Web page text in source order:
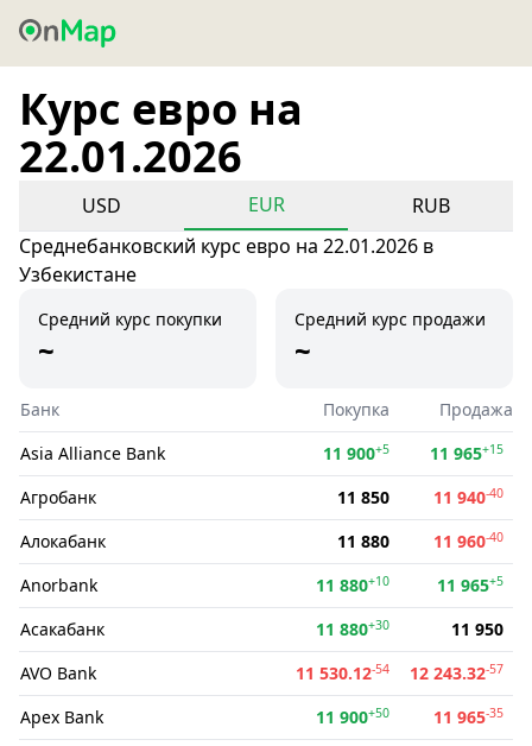
Курс евро на
22.01.2026
USD EUR
RUB
Среднебанковский курс евро на 22.01.2026 в
Узбекистане
Средний курс покупки
~
Средний курс продажи
~
Банк Покупка
Продажа
Asia Alliance Bank
11 900+5 11 965+15
Агробанк 11 850 11 940-40
Алокабанк 11 880 11 960-40
Anorbank 11 880+10 11 965+5
Асакабанк 11 880+30
11 950
AVO Bank
11 530.12-54 12 243.32-57
Apex Bank 11 900+50 11 965-35